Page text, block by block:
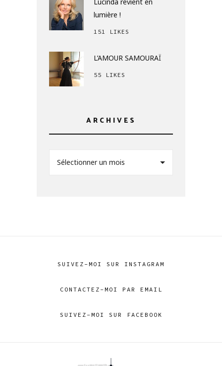
Lucinda revient en
lumière !
151 LIKES
L’AMOUR SAMOURAÏ
55 LIKES
ARCHIVES
Sélectionner un mois
SUIVEZ-MOI SUR INSTAGRAM
CONTACTEZ-MOI PAR EMAIL
SUIVEZ-MOI SUR FACEBOOK